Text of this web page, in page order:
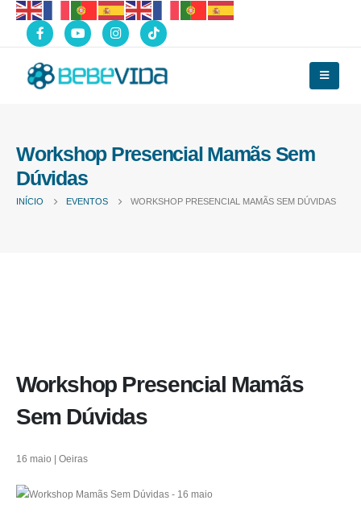
Workshop Presencial Mamãs Sem
Dúvidas
INÍCIO EVENTOS WORKSHOP PRESENCIAL MAMÃS SEM DÚVIDAS
Workshop Presencial Mamãs
Sem Dúvidas
16 maio | Oeiras